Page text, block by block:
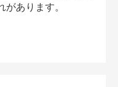
あります。